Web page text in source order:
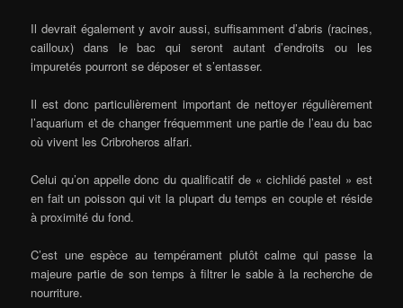
Il devrait également y avoir aussi, suffisamment d’abris (racines,
cailloux) dans le bac qui seront autant d’endroits ou les
impuretés pourront se déposer et s’entasser.
Il est donc particulièrement important de nettoyer régulièrement
l’aquarium et de changer fréquemment une partie de l’eau du bac
où vivent les Cribroheros alfari.
Celui qu’on appelle donc du qualificatif de « cichlidé pastel » est
en fait un poisson qui vit la plupart du temps en couple et réside
à proximité du fond.
C’est une espèce au tempérament plutôt calme qui passe la
majeure partie de son temps à filtrer le sable à la recherche de
nourriture.